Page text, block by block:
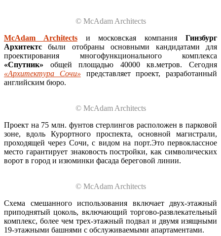
© McAdam Architects
McAdam Architectsи московская компанияГинзбург
Архитектс были отобраны основными кандидатами для
проектирования многофункционального комплекса
«Спутник» общей площадью 40000 кв.метров. Сегодня
«Архитектура Сочи» представляет проект, разработанный
английским бюро.
© McAdam Architects
Проект на 75 млн. фунтов стерлингов расположен в парковой
зоне, вдоль Курортного проспекта, основной магистрали,
проходящей через Сочи, с видом на порт.Это первоклассное
место гарантирует знаковость постройки, как символических
ворот в город и изюминки фасада береговой линии.
© McAdam Architects
Схема смешанного использования включает двух-этажный
приподнятый цоколь, включающий торгово-развлекательный
комплекс, более чем трех-этажный подвал и двумя изящными
19-этажными башнями с обслуживаемыми апартаментами.